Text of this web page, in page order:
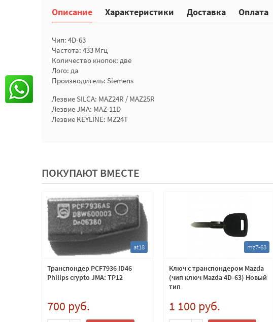
Описание Характеристики Доставка Оплата
Чип: 4D-63
Частота: 433 Мгц
Количество кнопок: две
Лого: да
Производитель: Siemens
Лезвие SILCA: MAZ24R / MAZ25R
Лезвие JMA: MAZ-11D
Лезвие KEYLINE: MZ24T
ПОКУПАЮТ ВМЕСТЕ
at18
Транспондер PCF7936 ID46
Philips crypto JMA: TP12
700 руб.
mz7-63
Ключ с транспондером Mazda
(чип ключ Mazda 4D-63) Новый
тип
1 100 руб.